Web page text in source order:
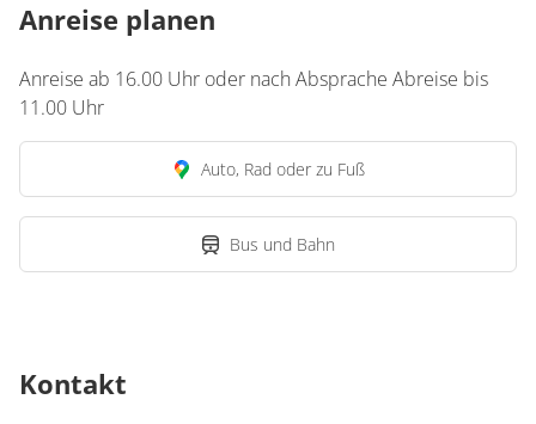
Anreise planen
Anreise ab 16.00 Uhr oder nach Absprache Abreise bis
11.00 Uhr
Auto, Rad oder zu Fuß
Bus und Bahn
Kontakt